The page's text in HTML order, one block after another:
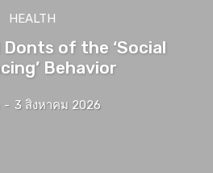
HEALTH
Donts of the ‘Social
Behavior
- 3 สิงหาคม 2026